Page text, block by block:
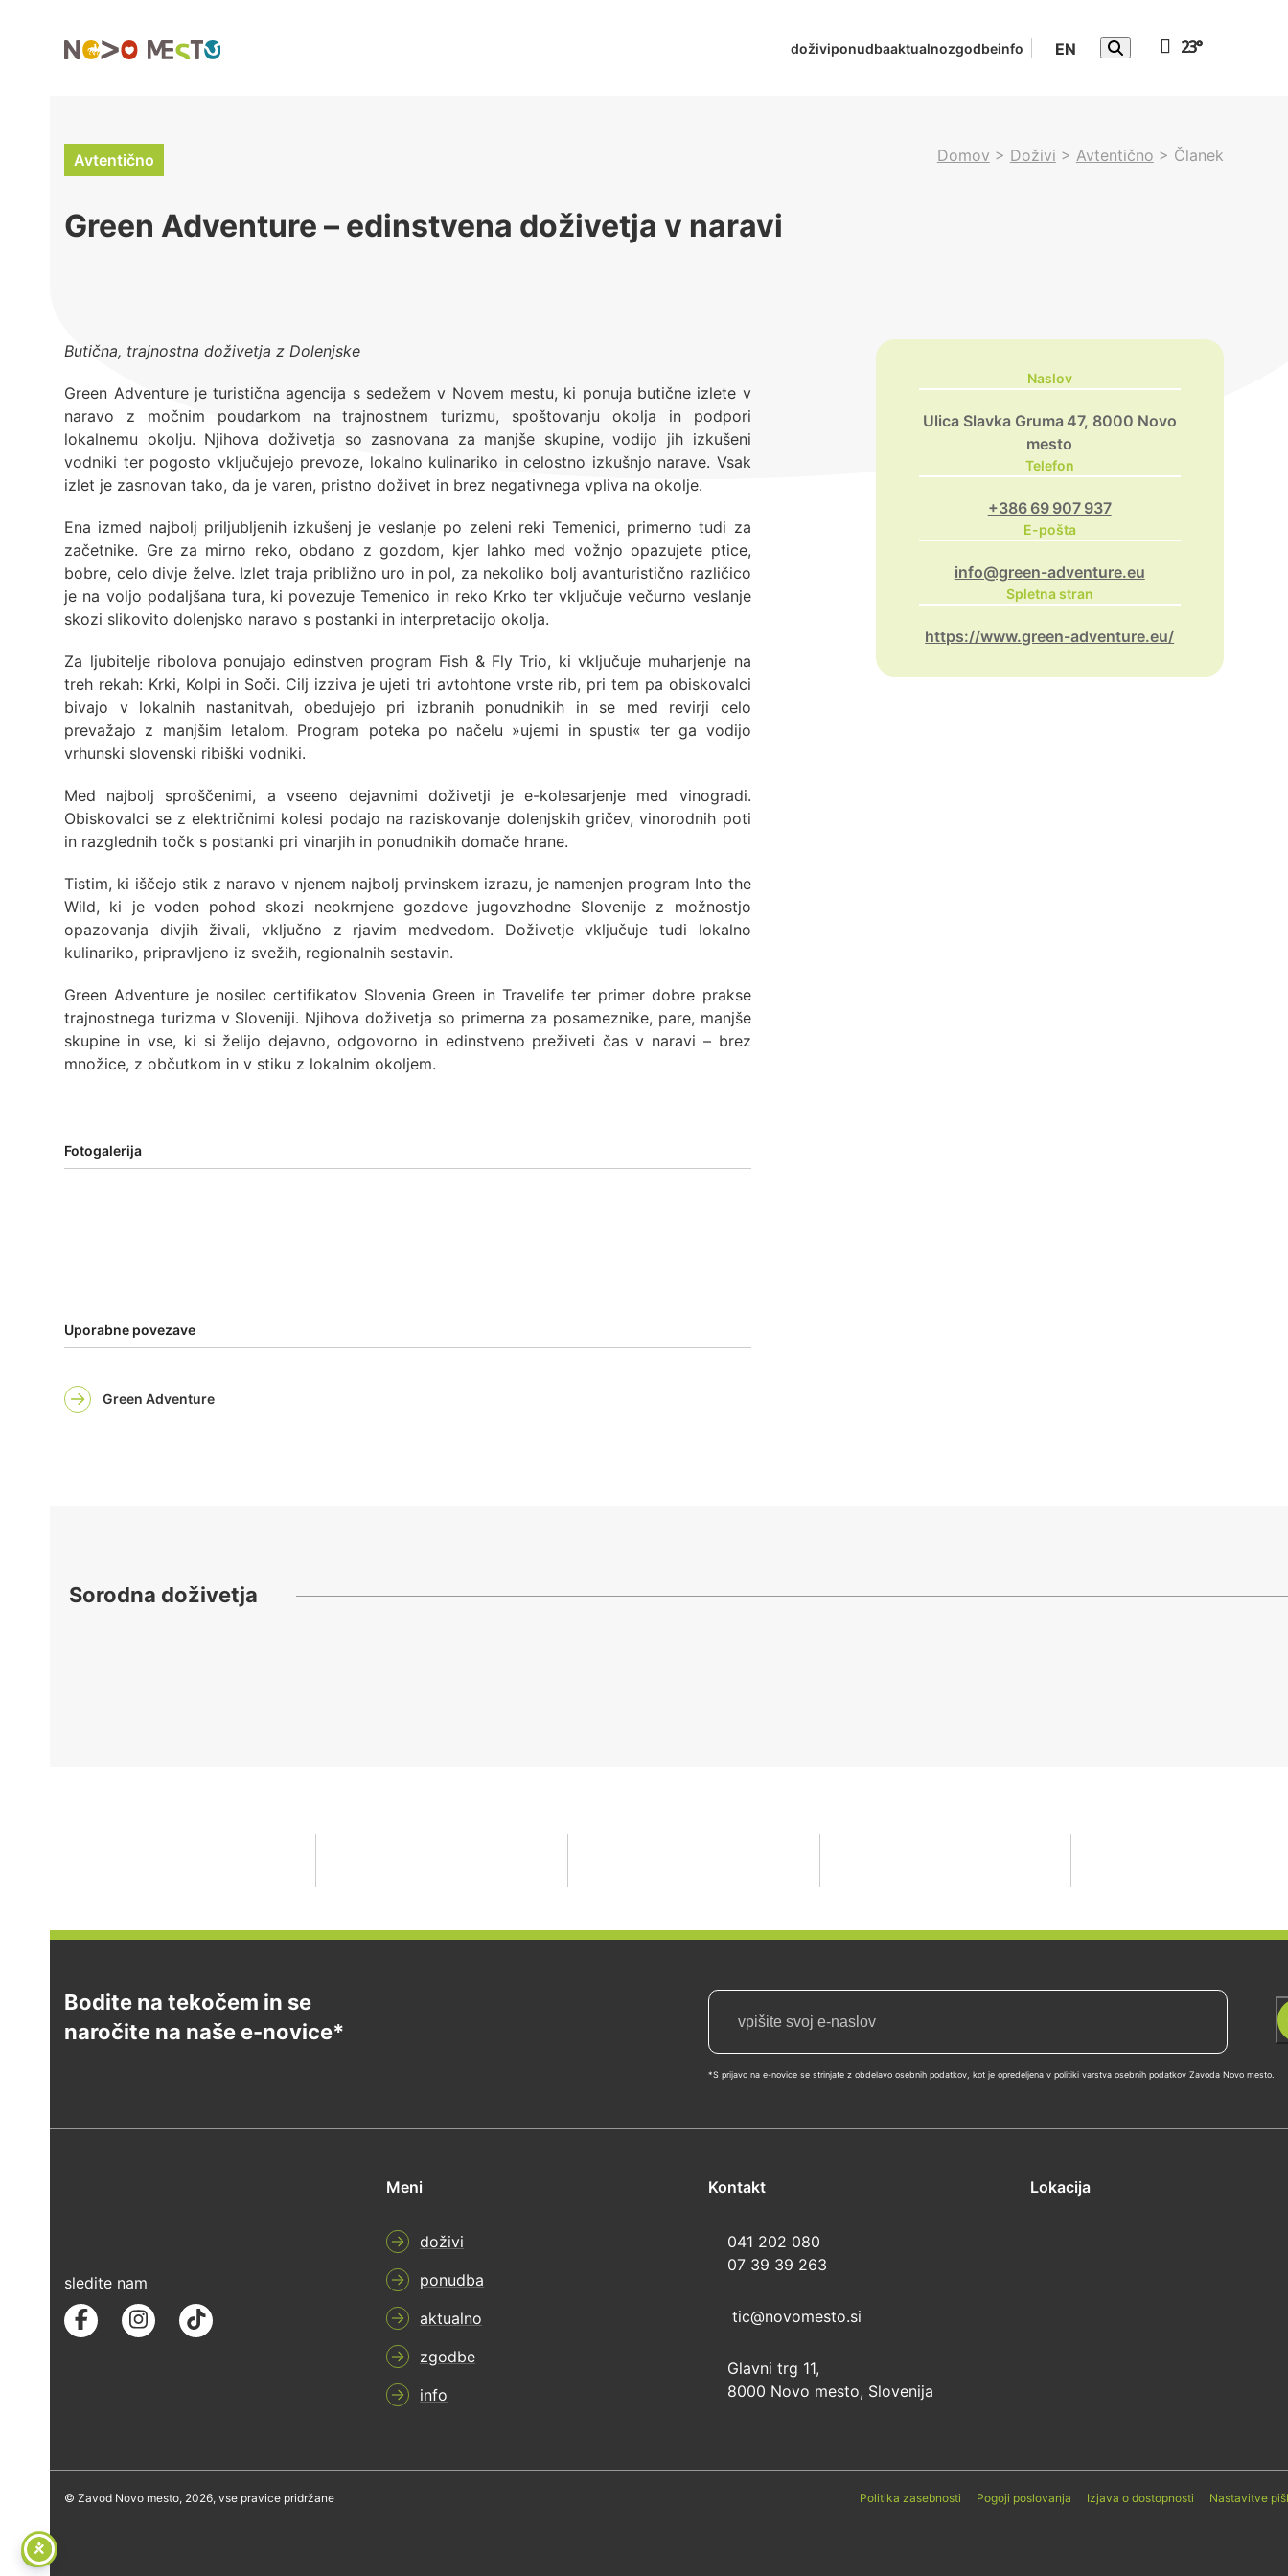
doživiponudbaaktualnozgodbeinfo EN 23°
Avtentično Domov > Doživi > Avtentično > Članek
Green Adventure – edinstvena doživetja v naravi
Butična, trajnostna doživetja z Dolenjske
Green Adventure je turistična agencija s sedežem v Novem mestu, ki ponuja butične izlete v
naravo z močnim poudarkom na trajnostnem turizmu, spoštovanju okolja in podpori
lokalnemu okolju. Njihova doživetja so zasnovana za manjše skupine, vodijo jih izkušeni
vodniki ter pogosto vključujejo prevoze, lokalno kulinariko in celostno izkušnjo narave. Vsak
izlet je zasnovan tako, da je varen, pristno doživet in brez negativnega vpliva na okolje.
Ena izmed najbolj priljubljenih izkušenj je veslanje po zeleni reki Temenici, primerno tudi za
začetnike. Gre za mirno reko, obdano z gozdom, kjer lahko med vožnjo opazujete ptice,
bobre, celo divje želve. Izlet traja približno uro in pol, za nekoliko bolj avanturistično različico
je na voljo podaljšana tura, ki povezuje Temenico in reko Krko ter vključuje večurno veslanje
skozi slikovito dolenjsko naravo s postanki in interpretacijo okolja.
Za ljubitelje ribolova ponujajo edinstven program Fish & Fly Trio, ki vključuje muharjenje na
treh rekah: Krki, Kolpi in Soči. Cilj izziva je ujeti tri avtohtone vrste rib, pri tem pa obiskovalci
bivajo v lokalnih nastanitvah, obedujejo pri izbranih ponudnikih in se med revirji celo
prevažajo z manjšim letalom. Program poteka po načelu »ujemi in spusti« ter ga vodijo
vrhunski slovenski ribiški vodniki.
Med najbolj sproščenimi, a vseeno dejavnimi doživetji je e-kolesarjenje med vinogradi.
Obiskovalci se z električnimi kolesi podajo na raziskovanje dolenjskih gričev, vinorodnih poti
in razglednih točk s postanki pri vinarjih in ponudnikih domače hrane.
Tistim, ki iščejo stik z naravo v njenem najbolj prvinskem izrazu, je namenjen program Into the
Wild, ki je voden pohod skozi neokrnjene gozdove jugovzhodne Slovenije z možnostjo
opazovanja divjih živali, vključno z rjavim medvedom. Doživetje vključuje tudi lokalno
kulinariko, pripravljeno iz svežih, regionalnih sestavin.
Green Adventure je nosilec certifikatov Slovenia Green in Travelife ter primer dobre prakse
trajnostnega turizma v Sloveniji. Njihova doživetja so primerna za posameznike, pare, manjše
skupine in vse, ki si želijo dejavno, odgovorno in edinstveno preživeti čas v naravi – brez
množice, z občutkom in v stiku z lokalnim okoljem.
Fotogalerija
Uporabne povezave
Green Adventure
Naslov
Ulica Slavka Gruma 47, 8000 Novo
mesto
Telefon
+386 69 907 937
E-pošta
info@green-adventure.eu
Spletna stran
https://www.green-adventure.eu/
Sorodna doživetja
Bodite na tekočem in se
naročite na naše e-novice*
*S prijavo na e-novice se strinjate z obdelavo osebnih podatkov, kot je opredeljena v politiki varstva osebnih podatkov Zavoda Novo mesto.
sledite nam
Meni
doživi
ponudba
aktualno
zgodbe
info
Kontakt
041 202 080
07 39 39 263
tic@novomesto.si
Glavni trg 11,
8000 Novo mesto, Slovenija
Lokacija
© Zavod Novo mesto, 2026, vse pravice pridržane Politika zasebnosti Pogoji poslovanja Izjava o dostopnosti Nastavitve